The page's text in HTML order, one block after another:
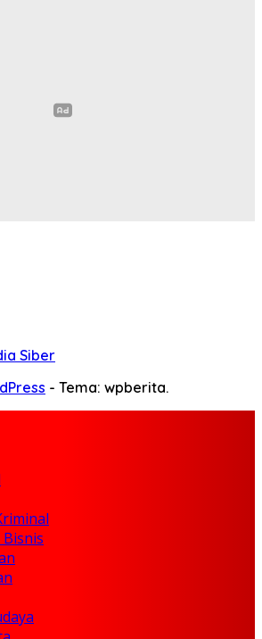
Siber
- Tema: wpberita.